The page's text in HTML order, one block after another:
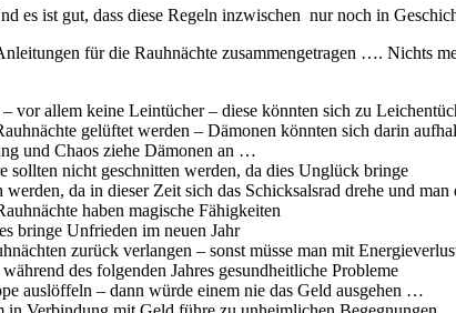
es ist gut, dass diese Regeln inzwischen nur noch in
für die Rauhnächte zusammengetragen …. Nichts
vor allem keine Leintücher – diese könnten sich zu
gelüftet werden – Dämonen könnten sich darin
und Chaos ziehe Dämonen an …
sollten nicht geschnitten werden, da dies Unglück bringe
da in dieser Zeit sich das Schicksalsrad drehe und
haben magische Fähigkeiten
bringe Unfrieden im neuen Jahr
zurück verlangen – sonst müsse man mit
des folgenden Jahres gesundheitliche Probleme
auslöffeln – dann würde einem nie das Geld ausgehen …